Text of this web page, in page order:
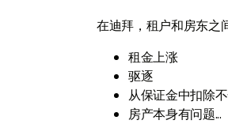
在迪拜，租户和房东之
租金上涨
驱逐
从保证金中扣除
房产本身有问题...